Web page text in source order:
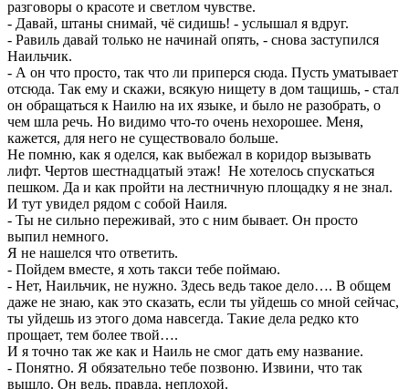
разговоры о красоте и светлом чувстве.
- Давай, штаны снимай, чё сидишь! - услышал я вдруг.
- Равиль давай только не начинай опять, - снова заступился
Наильчик.
- А он что просто, так что ли приперся сюда. Пусть уматывает
отсюда. Так ему и скажи, всякую нищету в дом тащишь, - стал
он обращаться к Наилю на их языке, и было не разобрать, о
чем шла речь. Но видимо что-то очень нехорошее. Меня,
кажется, для него не существовало больше.
Не помню, как я оделся, как выбежал в коридор вызывать
лифт. Чертов шестнадцатый этаж! Не хотелось спускаться
пешком. Да и как пройти на лестничную площадку я не знал.
И тут увидел рядом с собой Наиля.
- Ты не сильно переживай, это с ним бывает. Он просто
выпил немного.
Я не нашелся что ответить.
- Пойдем вместе, я хоть такси тебе поймаю.
- Нет, Наильчик, не нужно. Здесь ведь такое дело…. В общем
даже не знаю, как это сказать, если ты уйдешь со мной сейчас,
ты уйдешь из этого дома навсегда. Такие дела редко кто
прощает, тем более твой….
И я точно так же как и Наиль не смог дать ему название.
- Понятно. Я обязательно тебе позвоню. Извини, что так
вышло. Он ведь, правда, неплохой.